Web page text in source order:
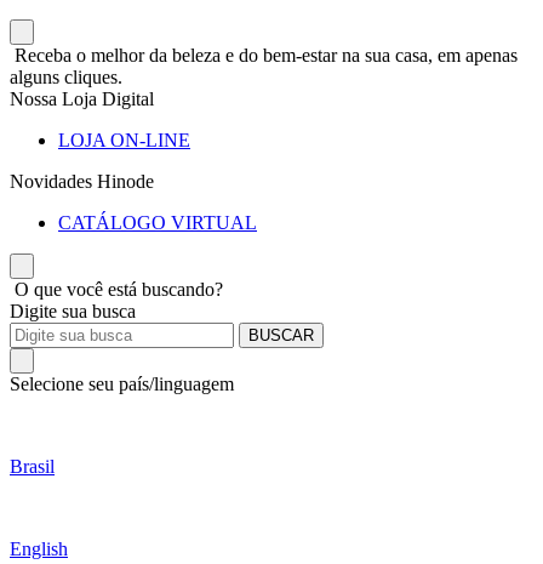
Receba o melhor da beleza e do bem-estar na sua casa, em apenas
alguns cliques.
Nossa Loja Digital
LOJA ON-LINE
Novidades Hinode
CATÁLOGO VIRTUAL
O que você está buscando?
Digite sua busca
BUSCAR
Selecione seu país/linguagem
Brasil
English